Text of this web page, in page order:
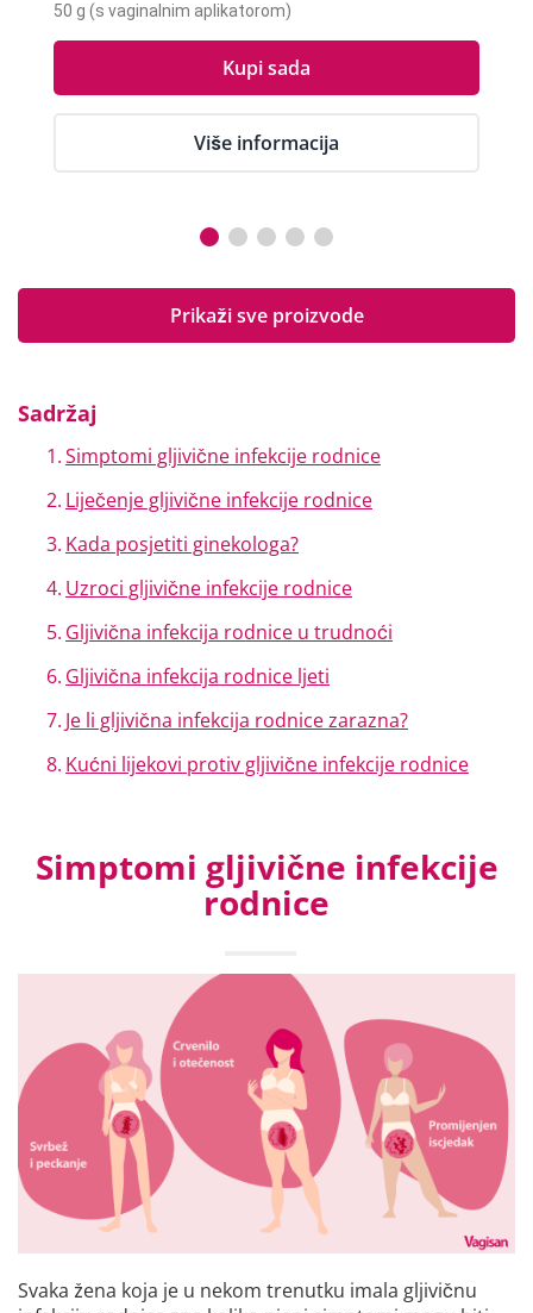
50 g (s vaginalnim aplikatorom)
Kupi sada
Više informacija
Prikaži sve proizvode
Sadržaj
Simptomi gljivične infekcije rodnice
Liječenje gljivične infekcije rodnice
Kada posjetiti ginekologa?
Uzroci gljivične infekcije rodnice
Gljivična infekcija rodnice u trudnoći
Gljivična infekcija rodnice ljeti
Je li gljivična infekcija rodnice zarazna?
Kućni lijekovi protiv gljivične infekcije rodnice
Simptomi gljivične infekcije
rodnice
Svaka žena koja je u nekom trenutku imala gljivičnu